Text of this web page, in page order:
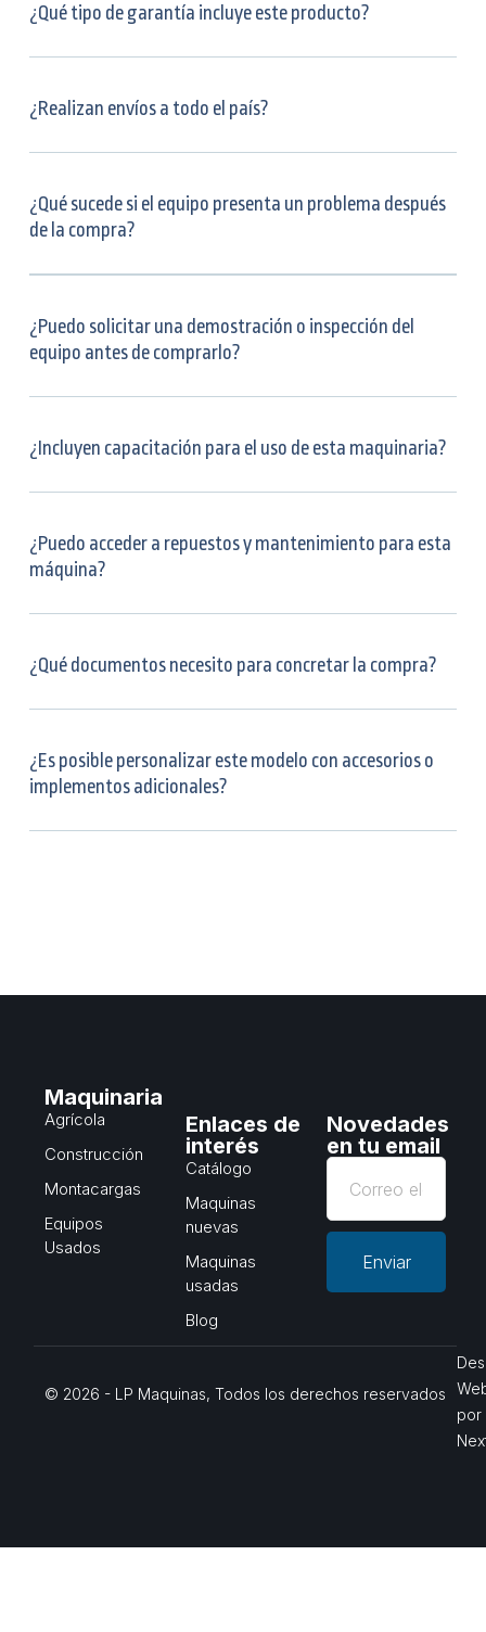
¿Qué tipo de garantía incluye este producto?
¿Realizan envíos a todo el país?
¿Qué sucede si el equipo presenta un problema después
de la compra?
¿Puedo solicitar una demostración o inspección del
equipo antes de comprarlo?
¿Incluyen capacitación para el uso de esta maquinaria?
¿Puedo acceder a repuestos y mantenimiento para esta
máquina?
¿Qué documentos necesito para concretar la compra?
¿Es posible personalizar este modelo con accesorios o
implementos adicionales?
Maquinaria
Agrícola
Construcción
Montacargas
Equipos
Usados
Enlaces de
interés
Catálogo
Maquinas
nuevas
Maquinas
usadas
Blog
Novedades
en tu email
Enviar
© 2026 - LP Maquinas, Todos los derechos reservados
por